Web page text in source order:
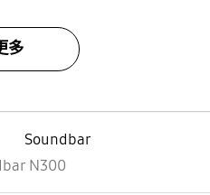
多
Soundbar
N300